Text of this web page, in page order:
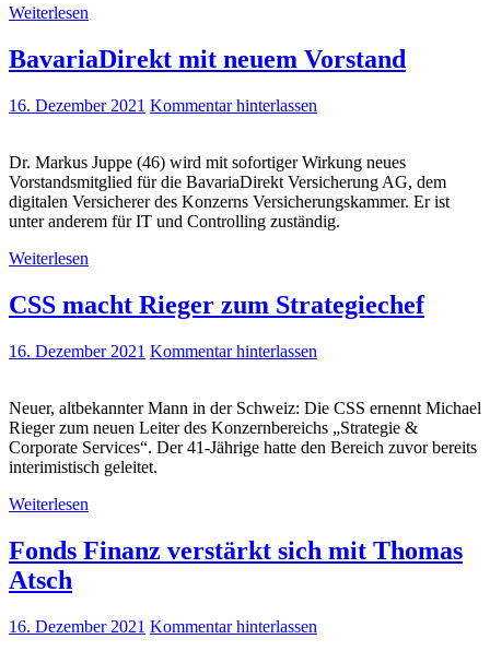
Weiterlesen
BavariaDirekt mit neuem Vorstand
16. Dezember 2021 Kommentar hinterlassen
Dr. Markus Juppe (46) wird mit sofortiger Wirkung neues
Vorstandsmitglied für die BavariaDirekt Versicherung AG, dem
digitalen Versicherer des Konzerns Versicherungskammer. Er ist
unter anderem für IT und Controlling zuständig.
Weiterlesen
CSS macht Rieger zum Strategiechef
16. Dezember 2021 Kommentar hinterlassen
Neuer, altbekannter Mann in der Schweiz: Die CSS ernennt Michael
Rieger zum neuen Leiter des Konzernbereichs „Strategie &
Corporate Services“. Der 41-Jährige hatte den Bereich zuvor bereits
interimistisch geleitet.
Weiterlesen
Fonds Finanz verstärkt sich mit Thomas
Atsch
16. Dezember 2021 Kommentar hinterlassen